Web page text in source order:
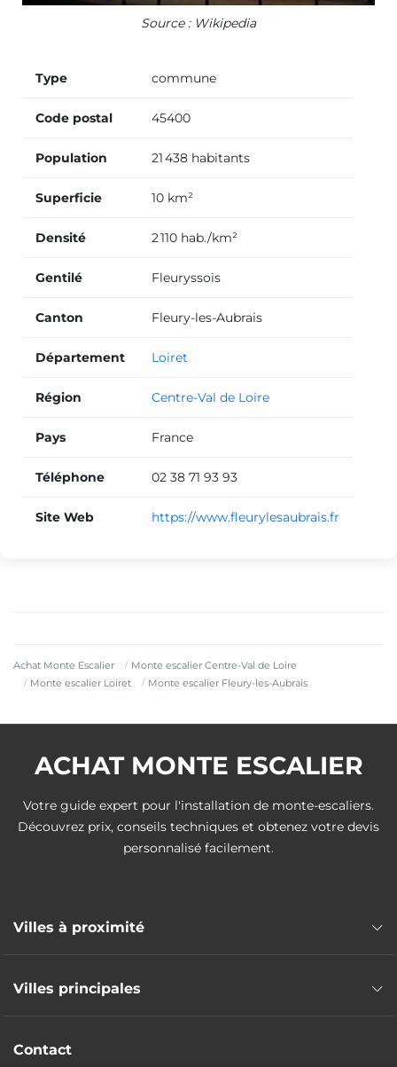
Achat Monte Escalier
Monte escalier Centre-Val de Loire
Monte escalier Loiret
Monte escalier Fleury-les-Aubrais
Source : Wikipedia
Type commune
Code postal 45400
Population 21 438 habitants
Superficie 10 km²
Densité 2 110 hab./km²
Gentilé Fleuryssois
Canton Fleury-les-Aubrais
Département Loiret
Région Centre-Val de Loire
Pays France
Téléphone 02 38 71 93 93
Site Web https://www.fleurylesaubrais.fr
ACHAT MONTE ESCALIER
Votre guide expert pour l'installation de monte-escaliers.
Découvrez prix, conseils techniques et obtenez votre devis
personnalisé facilement.
Villes à proximité
Monte escalier Saint-Jean-de-la-Ruelle
Villes principales
Monte escalier Gien
Contact